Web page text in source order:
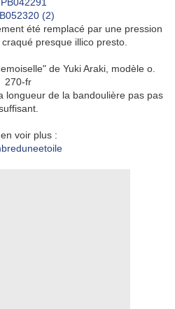
été remplacé par une pression
presque illico presto.
de Yuki Araki, modèle o.
270-fr
longueur de la bandoulière pas pas
voir plus :